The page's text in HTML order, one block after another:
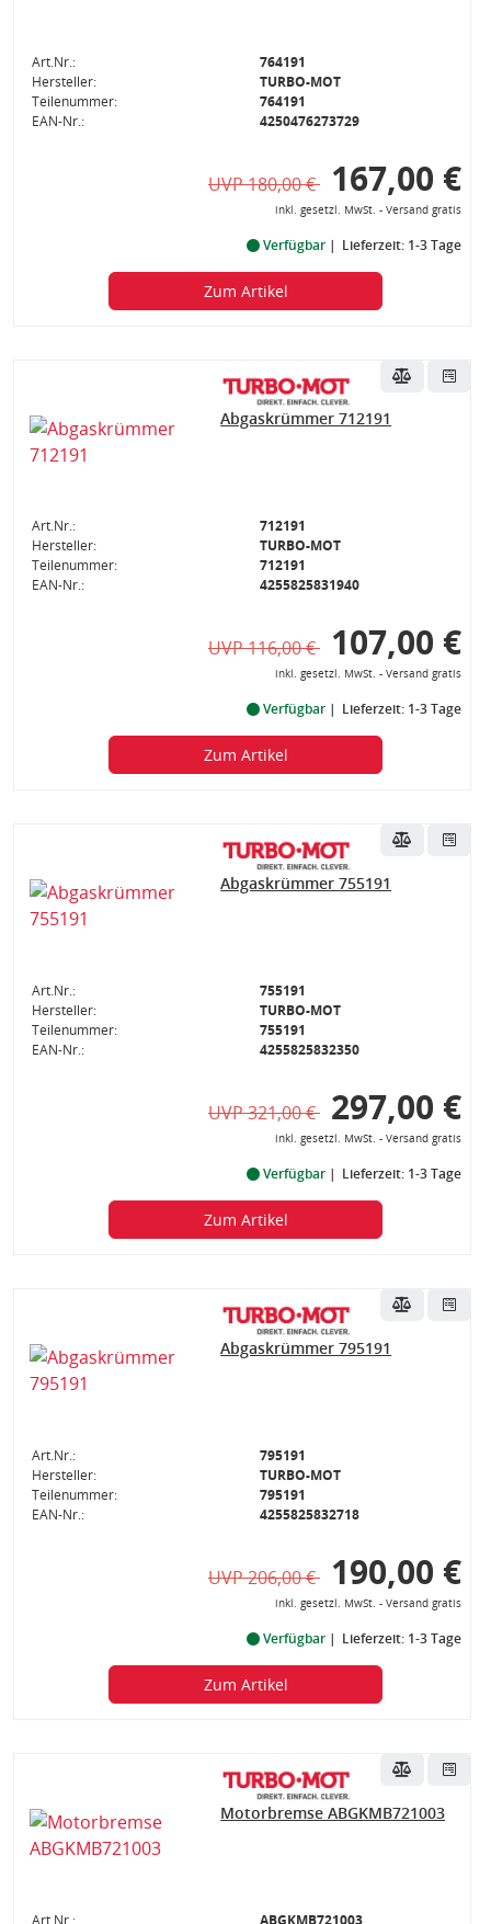
Art.Nr.:
764191
Hersteller:
TURBO-MOT
Teilenummer:
764191
EAN-Nr.:
4250476273729
UVP 180,00 € 167,00 €
inkl. gesetzl. MwSt. - Versand gratis
Verfügbar Lieferzeit: 1-3 Tage
Zum Artikel
Abgaskrümmer 712191
Art.Nr.:
712191
Hersteller:
TURBO-MOT
Teilenummer:
712191
EAN-Nr.:
4255825831940
UVP 116,00 € 107,00 €
inkl. gesetzl. MwSt. - Versand gratis
Verfügbar Lieferzeit: 1-3 Tage
Zum Artikel
Abgaskrümmer 755191
Art.Nr.:
755191
Hersteller:
TURBO-MOT
Teilenummer:
755191
EAN-Nr.:
4255825832350
UVP 321,00 € 297,00 €
inkl. gesetzl. MwSt. - Versand gratis
Verfügbar Lieferzeit: 1-3 Tage
Zum Artikel
Abgaskrümmer 795191
Art.Nr.:
795191
Hersteller:
TURBO-MOT
Teilenummer:
795191
EAN-Nr.:
4255825832718
UVP 206,00 € 190,00 €
inkl. gesetzl. MwSt. - Versand gratis
Verfügbar Lieferzeit: 1-3 Tage
Zum Artikel
Motorbremse ABGKMB721003
Art.Nr.: ABGKMB721003